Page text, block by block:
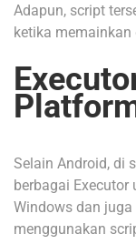
Adapun, script
ketika memainkan
Selain Android, di
berbagai
Windows dan juga
menggunakan